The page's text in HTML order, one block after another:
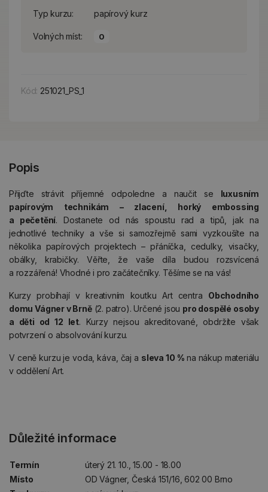
Typ kurzu: papírový kurz
Volných míst: 0
Kód: 251021_PS_1
Popis
Přijďte strávit příjemné odpoledne a naučit se luxusním
papírovým technikám – zlacení, horký embossing
a pečetění. Dostanete od nás spoustu rad a tipů, jak na
jednotlivé techniky a vše si samozřejmě sami vyzkoušíte na
několika papírových projektech – přáníčka, cedulky, visačky,
obálky, krabičky. Věřte, že vaše díla budou rozsvícená
a rozzářená! Vhodné i pro začátečníky. Těšíme se na vás!
Kurzy probíhají v kreativním koutku Art centra Obchodního
domu Vágner v Brně(2. patro). Určené jsou pro dospělé osoby
a děti od 12 let. Kurzy nejsou akreditované, obdržíte však
potvrzení o absolvování kurzu.
V ceně kurzu je voda, káva, čaj a sleva 10 % na nákup materiálu
v oddělení Art.
Důležité informace
Termín
úterý 21. 10., 15.00 - 18.00
Místo
OD Vágner, Česká 151/16, 602 00 Brno